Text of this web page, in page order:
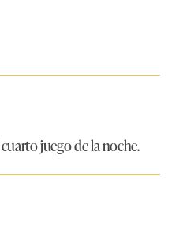
juego de la noche.